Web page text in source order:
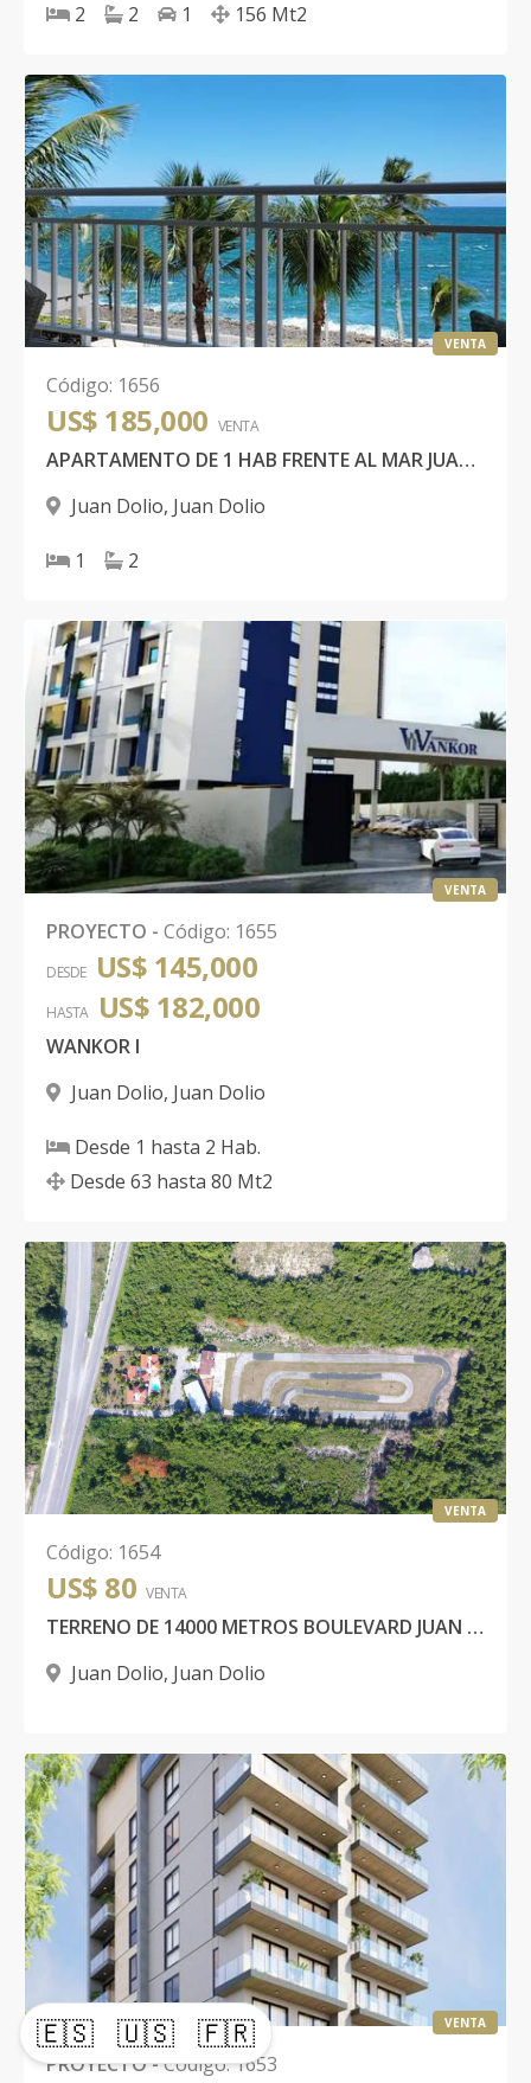
🇪🇸 🇺🇸 🇫🇷
2 2 1 156 Mt2
VENTA
Código: 1656
US$ 185,000 VENTA
APARTAMENTO DE 1 HAB FRENTE AL MAR JUAN DOLIO
Juan Dolio, Juan Dolio
1 2
VENTA
PROYECTO - Código: 1655
DESDE US$ 145,000
HASTA US$ 182,000
WANKOR I
Juan Dolio, Juan Dolio
Desde 1 hasta 2 Hab.
Desde 63 hasta 80 Mt2
VENTA
Código: 1654
US$ 80 VENTA
TERRENO DE 14000 METROS BOULEVARD JUAN DOLIO
Juan Dolio, Juan Dolio
VENTA
PROYECTO-Código:1653